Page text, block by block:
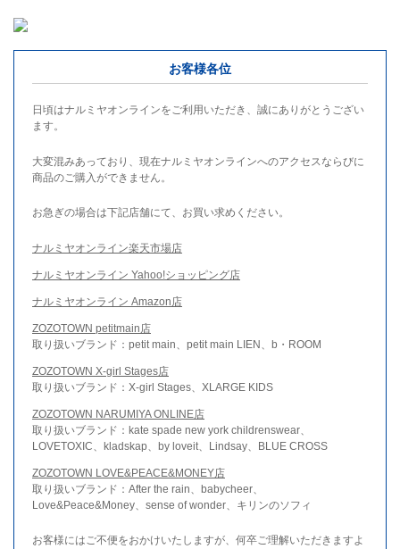
お客様各位
日頃はナルミヤオンラインをご利用いただき、誠にありがとうござい
ます。
大変混みあっており、現在ナルミヤオンラインへのアクセスならびに
商品のご購入ができません。
お急ぎの場合は下記店舗にて、お買い求めください。
ナルミヤオンライン楽天市場店
ナルミヤオンライン Yahoo!ショッピング店
ナルミヤオンライン Amazon店
ZOZOTOWN petitmain店
取り扱いブランド：petit main、petit main LIEN、b・ROOM
ZOZOTOWN X-girl Stages店
取り扱いブランド：X-girl Stages、XLARGE KIDS
ZOZOTOWN NARUMIYA ONLINE店
取り扱いブランド：kate spade new york childrenswear、
LOVETOXIC、kladskap、by loveit、Lindsay、BLUE CROSS
ZOZOTOWN LOVE&PEACE&MONEY店
取り扱いブランド：After the rain、babycheer、
Love&Peace&Money、sense of wonder、キリンのソフィ
お客様にはご不便をおかけいたしますが、何卒ご理解いただきますよ